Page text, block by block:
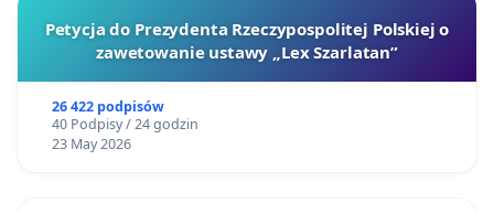
Petycja do Prezydenta Rzeczypospolitej Polskiej o
zawetowanie ustawy „Lex Szarlatan”
26 422 podpisów
40 Podpisy / 24 godzin
23 May 2026